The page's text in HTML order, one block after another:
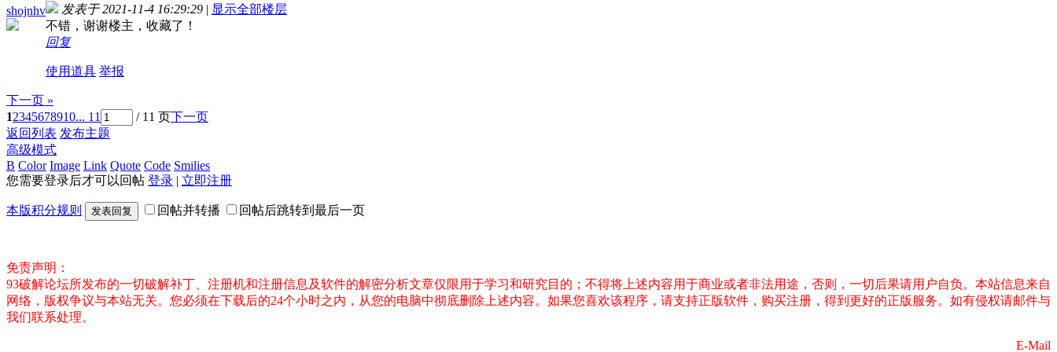
shojnhv 发表于 2021-11-4 16:29:29 | 显示全部楼层
不错，谢谢楼主，收藏了！
回复
使用道具 举报
下一页 »
12345678910... 11 / 11 页下一页
返回列表 发布主题
高级模式
B Color Image Link Quote Code Smilies
您需要登录后才可以回帖 登录 | 立即注册
本版积分规则 发表回复 回帖并转播 回帖后跳转到最后一页
免责声明：
93破解论坛所发布的一切破解补丁、注册机和注册信息及软件的解密分析文章仅限用于学习和研究目的；不得将上述内容用于商业或者非法用途，否则，一切后果请用户自负。本站信息来自
网络，版权争议与本站无关。您必须在下载后的24个小时之内，从您的电脑中彻底删除上述内容。如果您喜欢该程序，请支持正版软件，购买注册，得到更好的正版服务。如有侵权请邮件与
我们联系处理。
E-Mail